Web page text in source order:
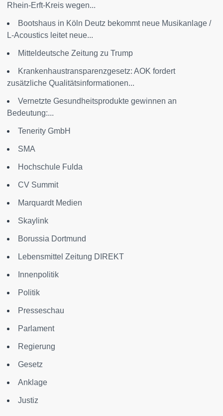
Rhein-Erft-Kreis wegen...
Bootshaus in Köln Deutz bekommt neue Musikanlage /
L-Acoustics leitet neue...
Mitteldeutsche Zeitung zu Trump
Krankenhaustransparenzgesetz: AOK fordert
zusätzliche Qualitätsinformationen...
Vernetzte Gesundheitsprodukte gewinnen an
Bedeutung:...
Tenerity GmbH
SMA
Hochschule Fulda
CV Summit
Marquardt Medien
Skaylink
Borussia Dortmund
Lebensmittel Zeitung DIREKT
Innenpolitik
Politik
Presseschau
Parlament
Regierung
Gesetz
Anklage
Justiz